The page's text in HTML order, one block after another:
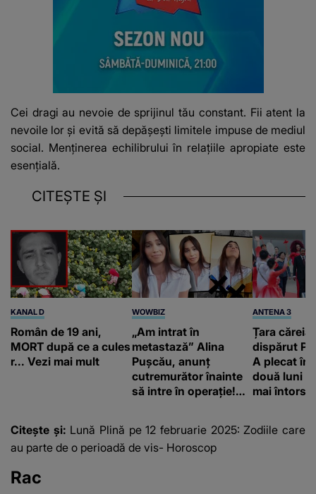
Cei dragi au nevoie de sprijinul tău constant. Fii atent la
nevoile lor și evită să depășești limitele impuse de mediul
social. Menținerea echilibrului în relațiile apropiate este
esențială.
CITEȘTE ȘI
KANAL D
Român de 19 ani,
MORT după ce a cules
r... Vezi mai mult
WOWBIZ
„Am intrat în
metastază” Alina
Pușcău, anunț
cutremurător înainte
să intre în operație!
fanilor
ANTENA 3
Țara căreia
dispărut
A plecat în
două luni
mai întors
Citește și: Lună Plină pe 12 februarie 2025: Zodiile care
au parte de o perioadă de vis- Horoscop
Rac